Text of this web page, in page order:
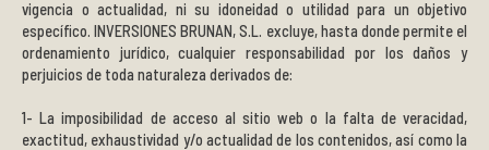
vigencia o actualidad, ni su idoneidad o utilidad para un objetivo
específico. INVERSIONES BRUNAN, S.L. excluye, hasta donde permite el
ordenamiento jurídico, cualquier responsabilidad por los daños y
perjuicios de toda naturaleza derivados de:
La imposibilidad de acceso al sitio web o la falta de veracidad,
exactitud, exhaustividad y/o actualidad de los contenidos, así como la